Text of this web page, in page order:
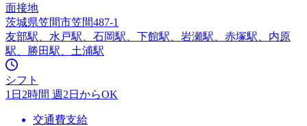
面接地
茨城県笠間市笠間487-1
友部駅、水戸駅、石岡駅、下館駅、岩瀬駅、赤塚駅、内原
駅、勝田駅、土浦駅
シフト
1日2時間 週2日からOK
交通費支給